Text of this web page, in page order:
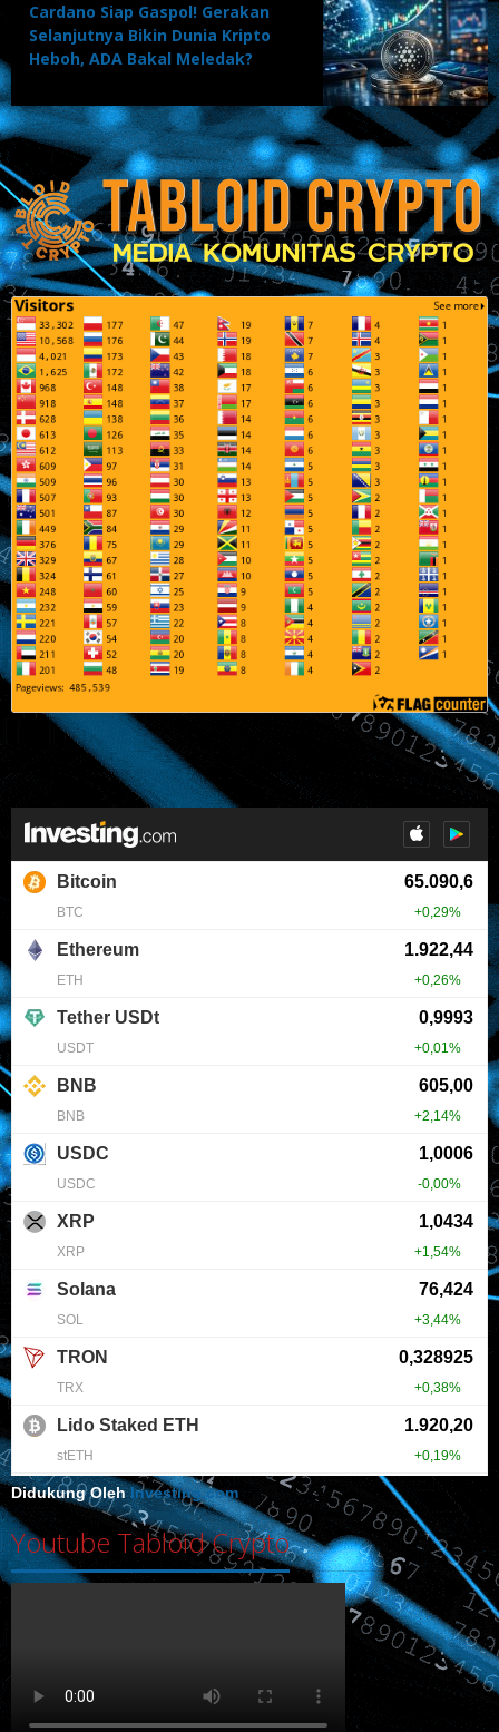
Cardano Siap Gaspol! Gerakan
Selanjutnya Bikin Dunia Kripto
Heboh, ADA Bakal Meledak?
Didukung OlehInvesting.com
Youtube Tabloid Crypto